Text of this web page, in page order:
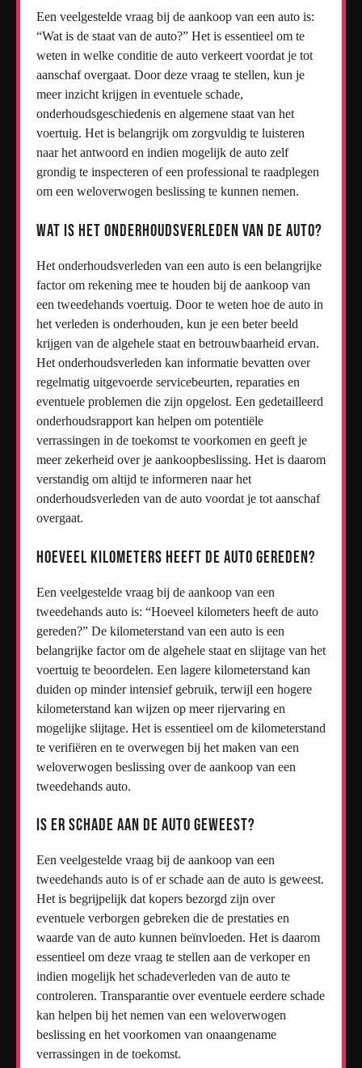
Een veelgestelde vraag bij de aankoop van een auto is:
“Wat is de staat van de auto?” Het is essentieel om te
weten in welke conditie de auto verkeert voordat je tot
aanschaf overgaat. Door deze vraag te stellen, kun je
meer inzicht krijgen in eventuele schade,
onderhoudsgeschiedenis en algemene staat van het
voertuig. Het is belangrijk om zorgvuldig te luisteren
naar het antwoord en indien mogelijk de auto zelf
grondig te inspecteren of een professional te raadplegen
om een weloverwogen beslissing te kunnen nemen.
Wat is het onderhoudsverleden van de auto?
Het onderhoudsverleden van een auto is een belangrijke
factor om rekening mee te houden bij de aankoop van
een tweedehands voertuig. Door te weten hoe de auto in
het verleden is onderhouden, kun je een beter beeld
krijgen van de algehele staat en betrouwbaarheid ervan.
Het onderhoudsverleden kan informatie bevatten over
regelmatig uitgevoerde servicebeurten, reparaties en
eventuele problemen die zijn opgelost. Een gedetailleerd
onderhoudsrapport kan helpen om potentiële
verrassingen in de toekomst te voorkomen en geeft je
meer zekerheid over je aankoopbeslissing. Het is daarom
verstandig om altijd te informeren naar het
onderhoudsverleden van de auto voordat je tot aanschaf
overgaat.
Hoeveel kilometers heeft de auto gereden?
Een veelgestelde vraag bij de aankoop van een
tweedehands auto is: “Hoeveel kilometers heeft de auto
gereden?” De kilometerstand van een auto is een
belangrijke factor om de algehele staat en slijtage van het
voertuig te beoordelen. Een lagere kilometerstand kan
duiden op minder intensief gebruik, terwijl een hogere
kilometerstand kan wijzen op meer rijervaring en
mogelijke slijtage. Het is essentieel om de kilometerstand
te verifiëren en te overwegen bij het maken van een
weloverwogen beslissing over de aankoop van een
tweedehands auto.
Is er schade aan de auto geweest?
Een veelgestelde vraag bij de aankoop van een
tweedehands auto is of er schade aan de auto is geweest.
Het is begrijpelijk dat kopers bezorgd zijn over
eventuele verborgen gebreken die de prestaties en
waarde van de auto kunnen beïnvloeden. Het is daarom
essentieel om deze vraag te stellen aan de verkoper en
indien mogelijk het schadeverleden van de auto te
controleren. Transparantie over eventuele eerdere schade
kan helpen bij het nemen van een weloverwogen
beslissing en het voorkomen van onaangename
verrassingen in de toekomst.